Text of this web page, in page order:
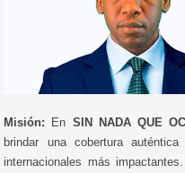
Misión: En SIN NADA QUE
brindar una cobertura
internacionales más